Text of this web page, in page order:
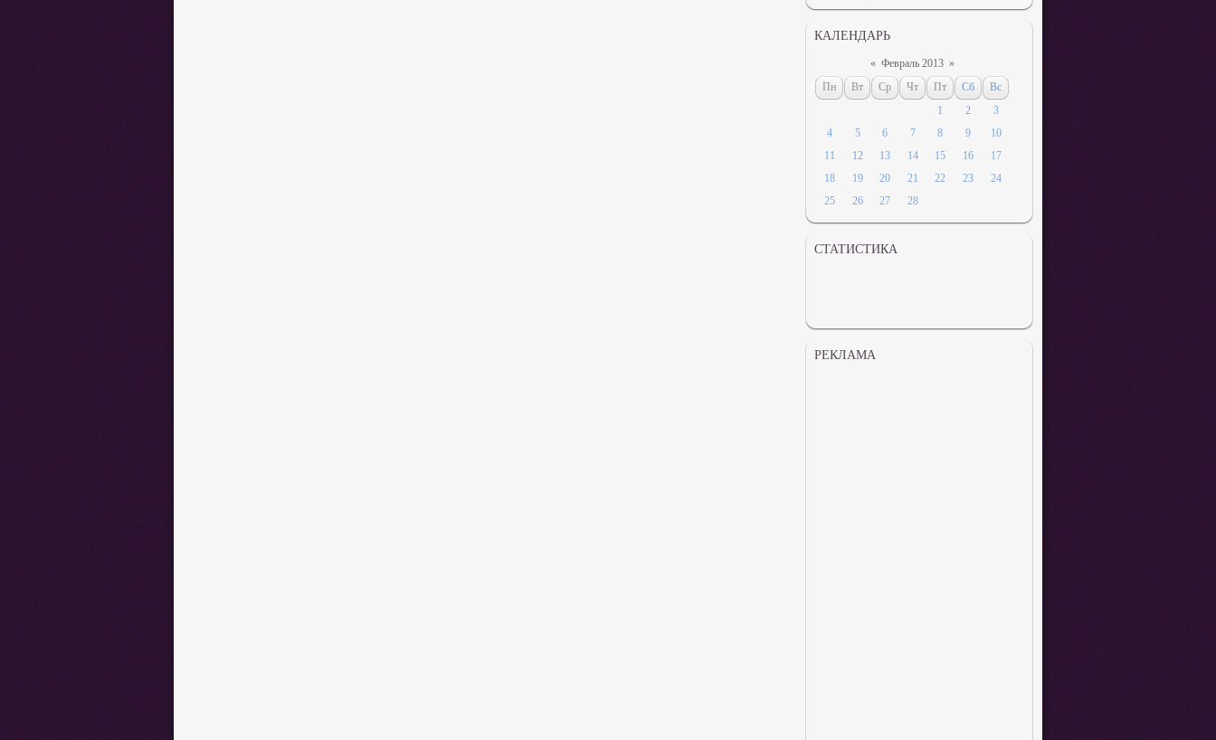
КАЛЕНДАРЬ
« Февраль 2013 »
Пн
Вт Ср Чт Пт Сб
Вс
1
2
3
4
5 6 7 8 9
10
11
12 13 14 15 16
17
18
19 20 21 22 23
24
25
26 27 28
СТАТИСТИКА
РЕКЛАМА